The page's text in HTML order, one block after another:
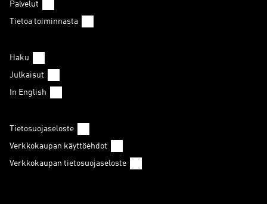
Palvelut
Tietoa toiminnasta
Haku
Julkaisut
In English
Tietosuojaseloste
Verkkokaupan käyttöehdot
Verkkokaupan tietosuojaseloste